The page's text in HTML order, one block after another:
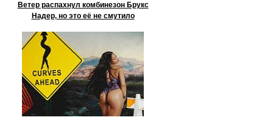
Ветер распахнул комбинезон Брукс
Надер, но это её не смутило